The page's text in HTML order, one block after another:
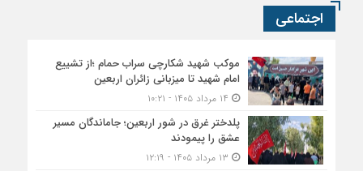
اجتماعی
موکب شهید شکارچی سراب حمام ؛از تشییع
امام شهید تا میزبانی زائران اربعین
پلدختر غرق در شور اربعین؛ جاماندگان مسیر
عشق را پیمودند